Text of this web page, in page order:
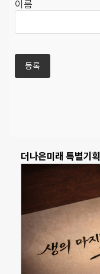
이름
더나은미래 특별기획